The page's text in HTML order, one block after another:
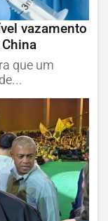
vazamento
que um